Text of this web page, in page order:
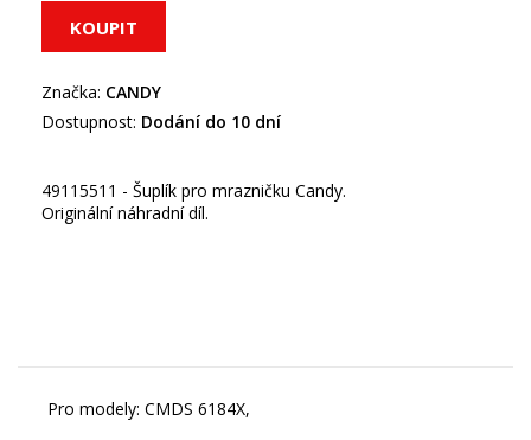
Značka: CANDY
Dostupnost: Dodání do 10 dní
49115511 - Šuplík pro mrazničku Candy.
Originální náhradní díl.
Pro modely: CMDS 6184X,